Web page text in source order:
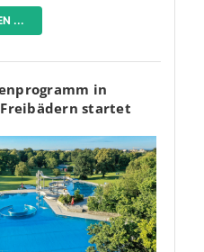
...
in
startet